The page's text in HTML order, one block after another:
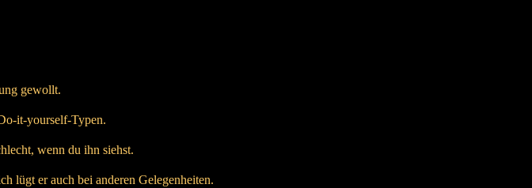
gewollt.
it-yourself-Typen.
wenn du ihn siehst.
lügt er auch bei anderen Gelegenheiten.